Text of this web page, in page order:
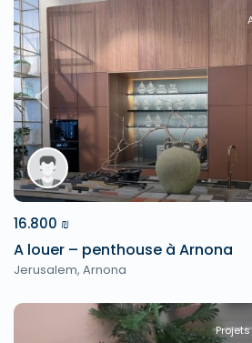
Previous
16.800 ₪
A louer – penthouse à Arnona
Jerusalem, Arnona